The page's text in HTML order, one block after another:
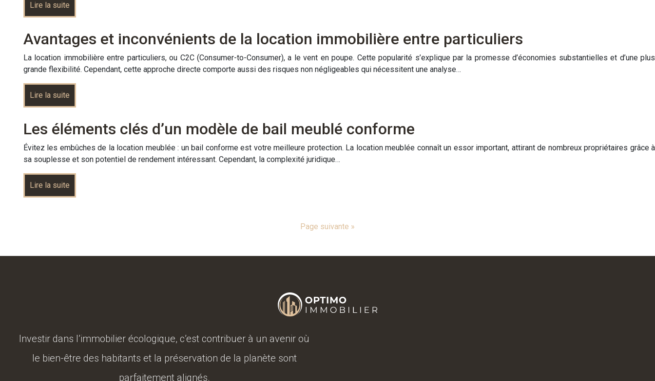
Lire la suite
Avantages et inconvénients de la location immobilière entre particuliers
La location immobilière entre particuliers, ou C2C (Consumer-to-Consumer), a le vent en poupe. Cette popularité s’explique par la promesse d’économies substantielles et d’une plus
grande flexibilité. Cependant, cette approche directe comporte aussi des risques non négligeables qui nécessitent une analyse…
Lire la suite
Les éléments clés d’un modèle de bail meublé conforme
Évitez les embûches de la location meublée : un bail conforme est votre meilleure protection. La location meublée connaît un essor important, attirant de nombreux propriétaires grâce à
sa souplesse et son potentiel de rendement intéressant. Cependant, la complexité juridique…
Lire la suite
Page suivante »
Investir dans l’immobilier écologique, c’est contribuer à un avenir où
le bien-être des habitants et la préservation de la planète sont
parfaitement alignés.